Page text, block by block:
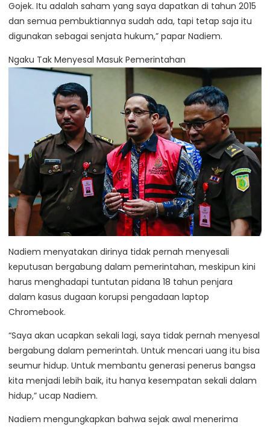
Gojek. Itu adalah saham yang saya dapatkan di tahun 2015
dan semua pembuktiannya sudah ada, tapi tetap saja itu
digunakan sebagai senjata hukum,” papar Nadiem.
Ngaku Tak Menyesal Masuk Pemerintahan
Nadiem menyatakan dirinya tidak pernah menyesali
keputusan bergabung dalam pemerintahan, meskipun kini
harus menghadapi tuntutan pidana 18 tahun penjara
dalam kasus dugaan korupsi pengadaan laptop
Chromebook.
“Saya akan ucapkan sekali lagi, saya tidak pernah menyesal
bergabung dalam pemerintah. Untuk mencari uang itu bisa
seumur hidup. Untuk membantu generasi penerus bangsa
kita menjadi lebih baik, itu hanya kesempatan sekali dalam
hidup,” ucap Nadiem.
Nadiem mengungkapkan bahwa sejak awal menerima